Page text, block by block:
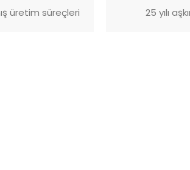
üretim süreçleri 25 yılı